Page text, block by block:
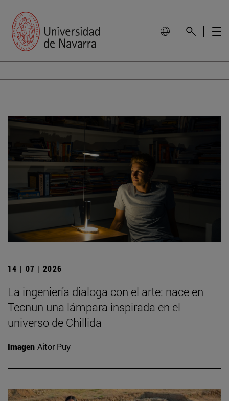
14 | 07 | 2026
La ingeniería dialoga con el arte: nace en
Tecnun una lámpara inspirada en el
universo de Chillida
Imagen Aitor Puy